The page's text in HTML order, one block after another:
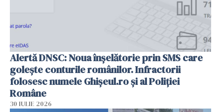
Alertă DNSC: Noua înșelătorie prin SMS care
golește conturile românilor. Infractorii
folosesc numele Ghișeul.ro și al Poliției
Române
30 IULIE 2026